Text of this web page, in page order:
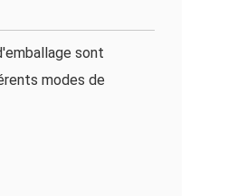
sont
modes de